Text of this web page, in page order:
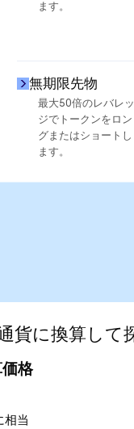
ます。
無期限先物
最大50倍のレバレッ
ジでトークンをロン
グまたはショートし
ます。
貨に換算して
格
相当